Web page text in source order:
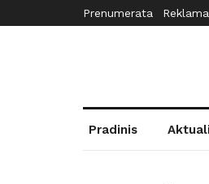
Prenumerata Reklama
Pradinis